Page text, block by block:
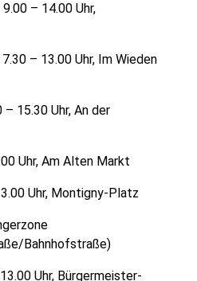
– 14.00 Uhr,
– 13.00 Uhr, Im Wieden
15.30 Uhr, An der
Uhr, Am Alten Markt
Uhr, Montigny-Platz
Bahnhofstraße)
Uhr, Bürgermeister-